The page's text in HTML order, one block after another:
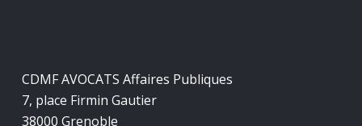
CDMF AVOCATS Affaires Publiques
7, place Firmin Gautier
38000 Grenoble